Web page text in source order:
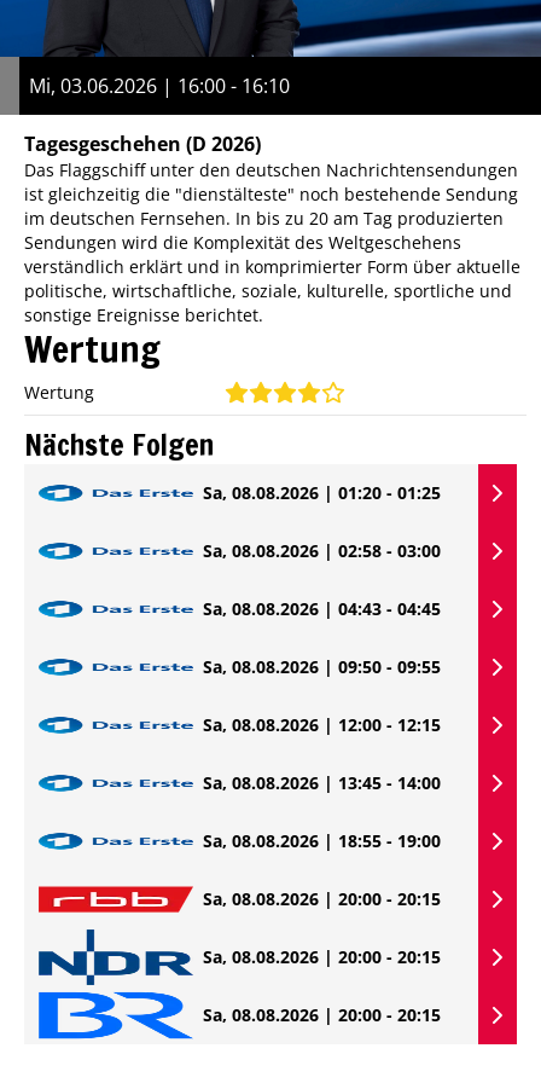
Mi, 03.06.2026 | 16:00 - 16:10
Tagesgeschehen (D 2026)
Das Flaggschiff unter den deutschen Nachrichtensendungen
ist gleichzeitig die "dienstälteste" noch bestehende Sendung
im deutschen Fernsehen. In bis zu 20 am Tag produzierten
Sendungen wird die Komplexität des Weltgeschehens
verständlich erklärt und in komprimierter Form über aktuelle
politische, wirtschaftliche, soziale, kulturelle, sportliche und
sonstige Ereignisse berichtet.
Wertung
Wertung
Nächste Folgen
Sa, 08.08.2026 | 01:20 - 01:25
Sa, 08.08.2026 | 02:58 - 03:00
Sa, 08.08.2026 | 04:43 - 04:45
Sa, 08.08.2026 | 09:50 - 09:55
Sa, 08.08.2026 | 12:00 - 12:15
Sa, 08.08.2026 | 13:45 - 14:00
Sa, 08.08.2026 | 18:55 - 19:00
Sa, 08.08.2026 | 20:00 - 20:15
Sa, 08.08.2026 | 20:00 - 20:15
Sa, 08.08.2026 | 20:00 - 20:15